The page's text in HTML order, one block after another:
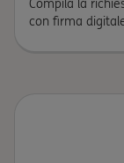
Compila la
con firma